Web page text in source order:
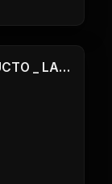
1 Clases
WEBINAR FOTOGRAFIA DE PRODUCTO _ LA TOMA